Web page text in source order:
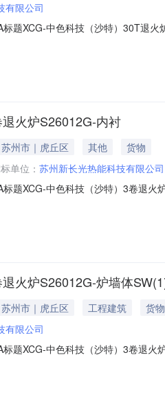
有限公司
题XCG-中色科技（沙特）30T退
山路108号或上海港口交货期要求根
火炉S26012G-内衬
州市｜虎丘区 其他
货物
单位： 苏州新长光热能科技有限公司
题XCG-中色科技（沙特）3卷退
山路108号或上海港口交货期要求根
火炉S26012G-炉墙体
州市｜虎丘区 工程建筑
货物
有限公司
题XCG-中色科技（沙特）3卷退
山路108号或上海港口交货期要求根